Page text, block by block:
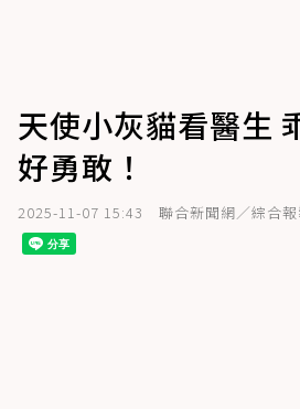
天使小灰貓看醫生
好勇敢！
2025-11-07 15:43 聯合新聞網／綜合